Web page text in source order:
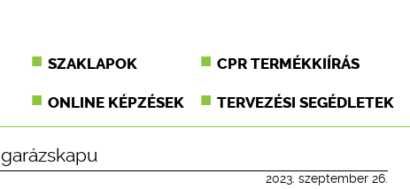
SZAKLAPOK CPR TERMÉKKIÍRÁS
ONLINE KÉPZÉSEK TERVEZÉSI SEGÉDLETEK
garázskapu
2023. szeptember 26.